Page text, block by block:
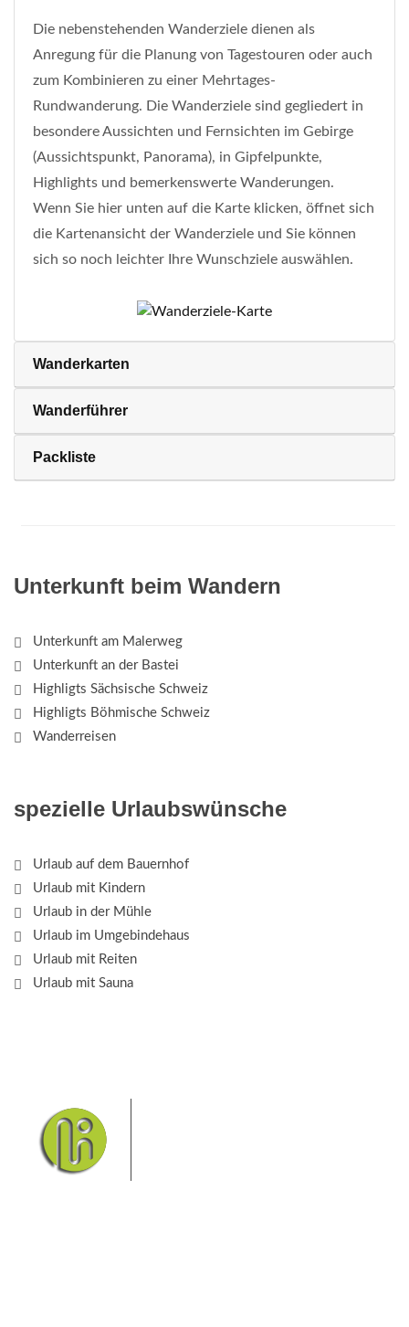
Die nebenstehenden Wanderziele dienen als
Anregung für die Planung von Tagestouren oder auch
zum Kombinieren zu einer Mehrtages-
Rundwanderung. Die Wanderziele sind gegliedert in
besondere Aussichten und Fernsichten im Gebirge
(Aussichtspunkt, Panorama), in Gipfelpunkte,
Highlights und bemerkenswerte Wanderungen.
Wenn Sie hier unten auf die Karte klicken, öffnet sich
die Kartenansicht der Wanderziele und Sie können
sich so noch leichter Ihre Wunschziele auswählen.
Wanderkarten
Wanderführer
Packliste
Unterkunft beim Wandern
Unterkunft am Malerweg
Unterkunft an der Bastei
Highligts Sächsische Schweiz
Highligts Böhmische Schweiz
Wanderreisen
spezielle Urlaubswünsche
Urlaub auf dem Bauernhof
Urlaub mit Kindern
Urlaub in der Mühle
Urlaub im Umgebindehaus
Urlaub mit Reiten
Urlaub mit Sauna